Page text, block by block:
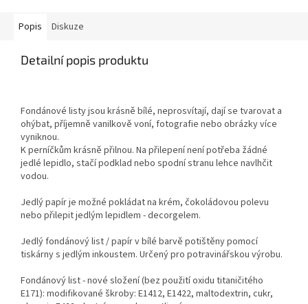
Popis Diskuze
Detailní popis produktu
Fondánové listy jsou krásně bílé, neprosvítají, dají se tvarovat a
ohýbat, příjemně vanilkově voní, fotografie nebo obrázky více
vyniknou.
K perníčkům krásně přilnou. Na přilepení není potřeba žádné
jedlé lepidlo, stačí podklad nebo spodní stranu lehce navlhčit
vodou.
Jedlý papír je možné pokládat na krém, čokoládovou polevu
nebo přilepit jedlým lepidlem - decorgelem.
Jedlý fondánový list / papír v bílé barvě potištěny pomocí
tiskárny s jedlým inkoustem. Určený pro potravinářskou výrobu.
Fondánový list - nové složení (bez použití oxidu titaničitého
E171): modifikované škroby: E1412, E1422, maltodextrin, cukr,